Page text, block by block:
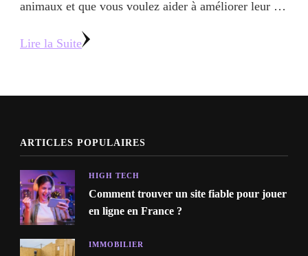
animaux et que vous voulez aider à améliorer leur …
Lire la Suite
ARTICLES POPULAIRES
HIGH TECH
Comment trouver un site fiable pour jouer
en ligne en France ?
IMMOBILIER